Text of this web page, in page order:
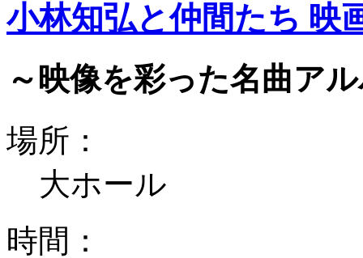
小林知弘と仲間たち 映
～映像を彩った名曲ア
場所：
大ホール
時間：